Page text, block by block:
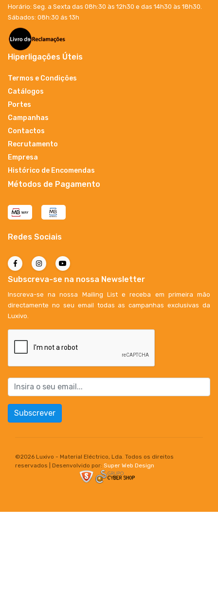
Horário: Seg. a Sexta das 08h:30 às 12h30 e das 14h30 às 18h30.
Sábados: 08h:30 ás 13h
Hiperligações Úteis
Termos e Condições
Catálogos
Portes
Campanhas
Contactos
Recrutamento
Empresa
Histórico de Encomendas
Métodos de Pagamento
Redes Sociais
Subscreva-se na nossa Newsletter
Inscreva-se na nossa Mailing List e receba em primeira mão
directamente no seu email todas as campanhas exclusivas da
Luxivo.
Subscrever
©2026 Luxivo - Material Eléctrico, Lda. Todos os direitos
reservados | Desenvolvido por: Super Web Design